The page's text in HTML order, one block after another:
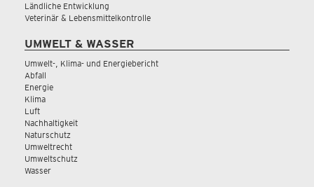
Ländliche Entwicklung
Veterinär & Lebensmittelkontrolle
UMWELT & WASSER
Umwelt-, Klima- und Energiebericht
Abfall
Energie
Klima
Luft
Nachhaltigkeit
Naturschutz
Umweltrecht
Umweltschutz
Wasser